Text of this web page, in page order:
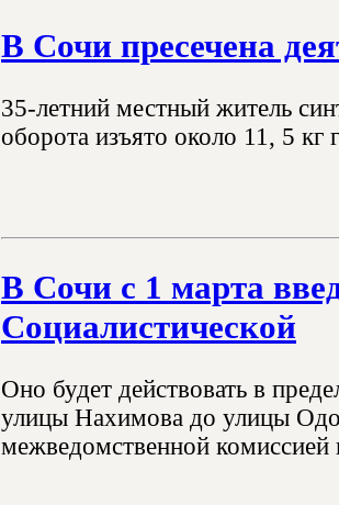
В Сочи пресечена
35-летний местный житель
оборота изъято около 11, 5 кг
В Сочи с 1 марта
Социалистической
Оно будет действовать в
улицы Нахимова до улицы
межведомственной комиссией